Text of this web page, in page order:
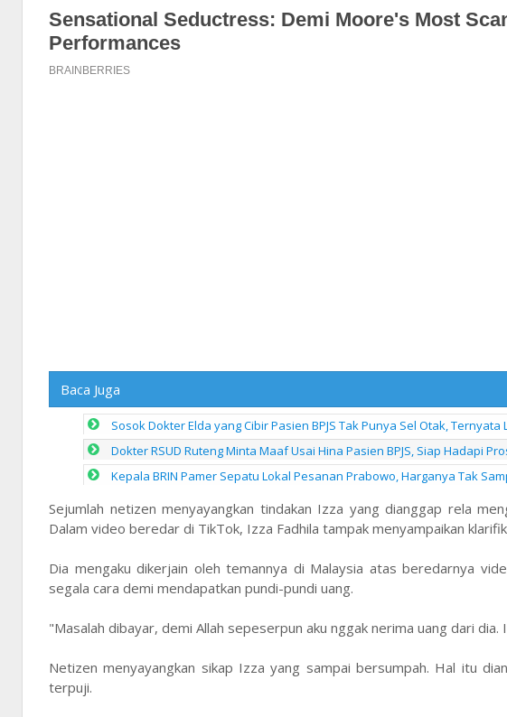
Baca Juga
Sosok Dokter Elda yang Cibir Pasien BPJS Tak Punya Sel Otak, Ternyata
Dokter RSUD Ruteng Minta Maaf Usai Hina Pasien BPJS, Siap Hadapi
Kepala BRIN Pamer Sepatu Lokal Pesanan Prabowo, Harganya Tak
Sejumlah netizen menyayangkan tindakan Izza yang dianggap rela
Dalam video beredar di TikTok, Izza Fadhila tampak menyampaikan
Dia mengaku dikerjain oleh temannya di Malaysia atas beredarnya
segala cara demi mendapatkan pundi-pundi uang.
"Masalah dibayar, demi Allah sepeserpun aku nggak nerima uang dari
Netizen menyayangkan sikap Izza yang sampai bersumpah. Hal itu
terpuji.